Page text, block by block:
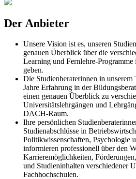
Der Anbieter
Unsere Vision ist es, unseren
genauen Überblick über die
Learning und Fernlehre-
geben.
Die Studienberaterinnen in unserem
Jahre Erfahrung in der
einen genauen Überblick zu
Universitätslehrgängen und
DACH-Raum.
Ihre persönlichen
Studienabschlüsse in
Politikwissenschaften, Psychologie
informieren professionell über den
Karrieremöglichkeiten,
und Studieninhalten verschiedener
Fachhochschulen.